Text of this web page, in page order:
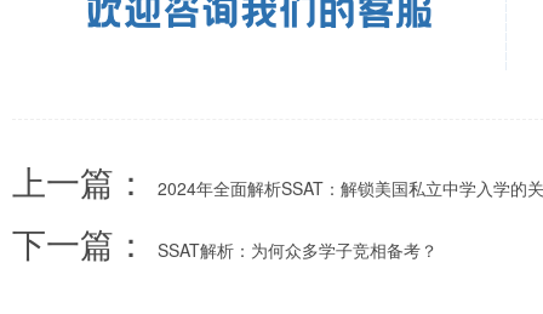
上一篇： 2024年全面解析SSAT：解锁美国私立中学入学的
下一篇： SSAT解析：为何众多学子竞相备考？